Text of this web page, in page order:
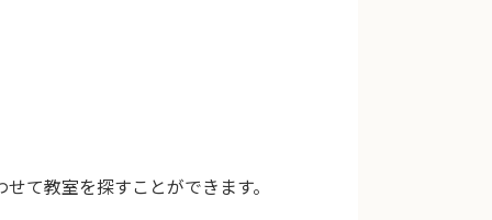
て教室を探すことができます。